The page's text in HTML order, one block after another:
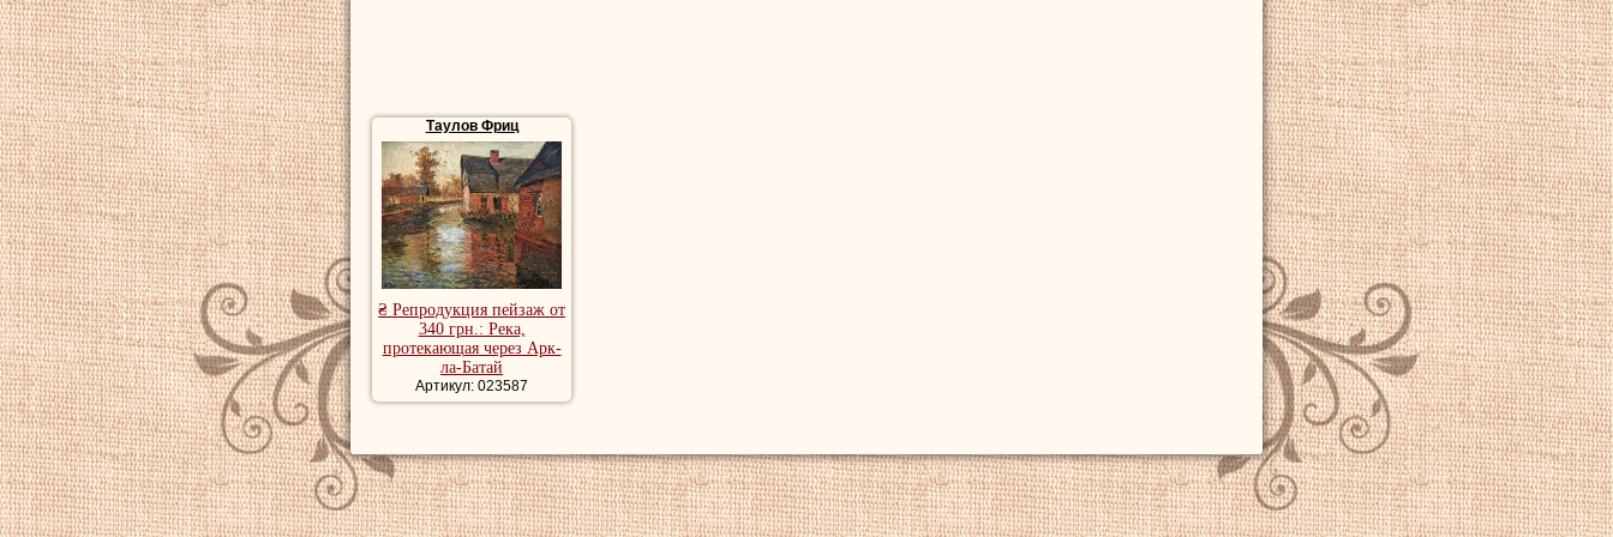
Таулов Фриц
₴ Репродукция пейзаж от
340 грн.: Река,
протекающая через Арк-
ла-Батай
Артикул: 023587